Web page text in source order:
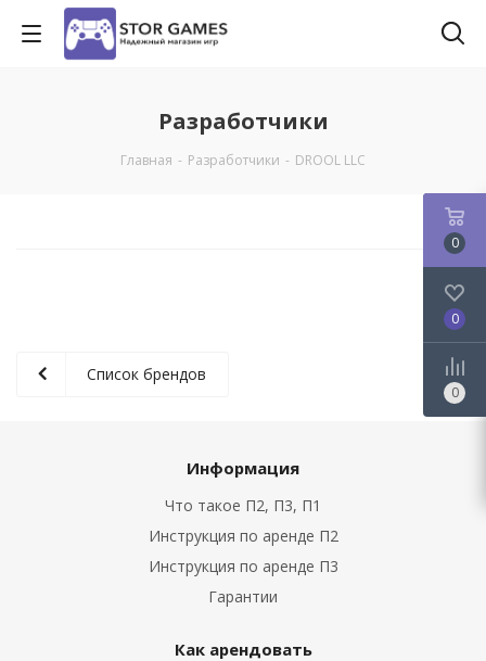
Разработчики
Главная - Разработчики - DROOL LLC
Список брендов
Информация
Что такое П2, П3, П1
Инструкция по аренде П2
Инструкция по аренде П3
Гарантии
Как арендовать
0
0
0